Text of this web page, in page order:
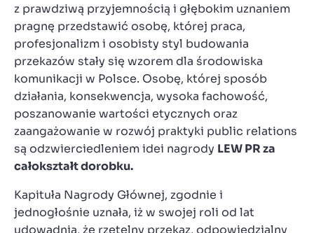
z prawdziwą przyjemnością i głębokim uznaniem
pragnę przedstawić osobę, której praca,
profesjonalizm i osobisty styl budowania
przekazów stały się wzorem dla środowiska
komunikacji w Polsce. Osobę, której sposób
działania, konsekwencja, wysoka fachowość,
poszanowanie wartości etycznych oraz
zaangażowanie w rozwój praktyki public relations
są odzwierciedleniem idei nagrody LEW PR za
całokształt dorobku.
Kapituła Nagrody Głównej, zgodnie i
jednogłośnie uznała, iż w swojej roli od lat
udowadnia, że rzetelny przekaz, odpowiedzialny